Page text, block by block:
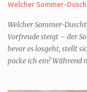
Welcher Sommer-
Welcher Sommer-
Vorfreude steigt – der
bevor es losgeht, stellt
packe ich ein? Während